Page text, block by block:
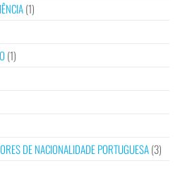
(1)
(1)
DE NACIONALIDADE PORTUGUESA(3)